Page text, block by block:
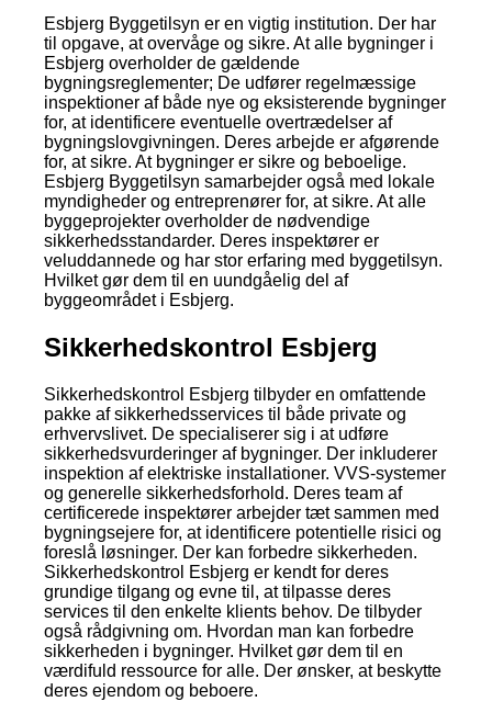
Esbjerg Byggetilsyn er en vigtig institution. Der har
til opgave, at overvåge og sikre. At alle bygninger i
Esbjerg overholder de gældende
bygningsreglementer; De udfører regelmæssige
inspektioner af både nye og eksisterende bygninger
for, at identificere eventuelle overtrædelser af
bygningslovgivningen. Deres arbejde er afgørende
for, at sikre. At bygninger er sikre og beboelige.
Esbjerg Byggetilsyn samarbejder også med lokale
myndigheder og entreprenører for, at sikre. At alle
byggeprojekter overholder de nødvendige
sikkerhedsstandarder. Deres inspektører er
veluddannede og har stor erfaring med byggetilsyn.
Hvilket gør dem til en uundgåelig del af
byggeområdet i Esbjerg.
Sikkerhedskontrol Esbjerg
Sikkerhedskontrol Esbjerg tilbyder en omfattende
pakke af sikkerhedsservices til både private og
erhvervslivet. De specialiserer sig i at udføre
sikkerhedsvurderinger af bygninger. Der inkluderer
inspektion af elektriske installationer. VVS-systemer
og generelle sikkerhedsforhold. Deres team af
certificerede inspektører arbejder tæt sammen med
bygningsejere for, at identificere potentielle risici og
foreslå løsninger. Der kan forbedre sikkerheden.
Sikkerhedskontrol Esbjerg er kendt for deres
grundige tilgang og evne til, at tilpasse deres
services til den enkelte klients behov. De tilbyder
også rådgivning om. Hvordan man kan forbedre
sikkerheden i bygninger. Hvilket gør dem til en
værdifuld ressource for alle. Der ønsker, at beskytte
deres ejendom og beboere.